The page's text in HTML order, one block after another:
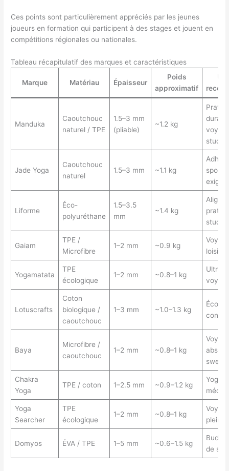
Ces points sont particulièrement appréciés par les jeunes
joueurs en formation qui participent à des stages et jouent en
compétitions régionales ou nationales.
Tableau récapitulatif des marques et caractéristiques
Marque Matériau Épaisseur
Poids
approximatif
Manduka
Caoutchouc
naturel / TPE
1.5–3 mm
(pliable)
~1.2 kg
studio
Jade Yoga
Caoutchouc
naturel
1.5–3 mm ~1.1 kg
sportif
Liforme
Éco-
polyuréthane
1.5–3.5
mm
~1.4 kg
studio
Gaiam
TPE /
Microfibre
1–2 mm ~0.9 kg
loisirs
Yogamatata
TPE
écologique
1–2 mm ~0.8–1 kg
Ultra
Lotuscrafts
Coton
biologique /
caoutchouc
1–3 mm ~1.0–1.3 kg
Éco-
Baya
Microfibre /
caoutchouc
1–2 mm ~0.8–1 kg
sweat
Chakra
Yoga
TPE / coton 1–2.5 mm ~0.9–1.2 kg
Yoga
Yoga
Searcher
TPE
écologique
1–2 mm ~0.8–1 kg
plein
Domyos ÉVA / TPE 1–5 mm ~0.6–1.5 kg
de